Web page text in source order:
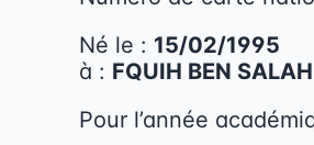
Né le : 15/02/1995
à : FQUIH BEN SALAH
Pour l’année